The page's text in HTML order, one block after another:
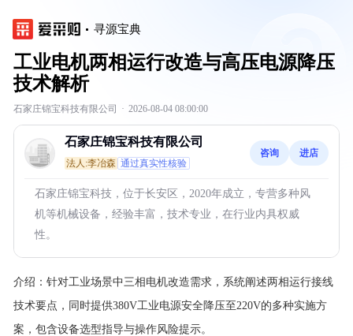
寻源宝典
工业电机两相运行改造与高压电源降压
技术解析
石家庄锦宝科技有限公司 · 2026-08-04 08:00:00
石家庄锦宝科技有限公司
法人:李冶森 通过真实性核验
咨询 进店
石家庄锦宝科技，位于长安区，2020年成立，专营多种风
机等机械设备，经验丰富，技术专业，在行业内具权威
性。
介绍： 针对工业场景中三相电机改造需求，系统阐述两相运行接线
技术要点，同时提供380V工业电源安全降压至220V的多种实施方
案，包含设备选型指导与操作风险提示。